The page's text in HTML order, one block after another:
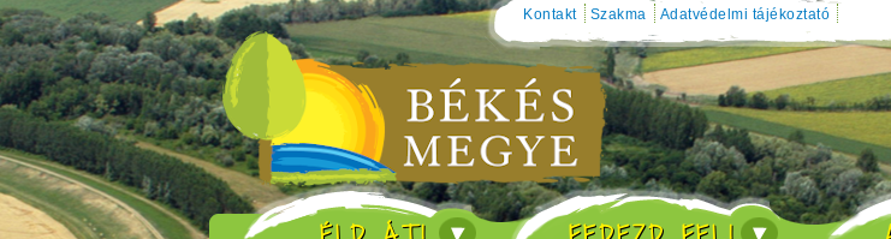
Kontakt Szakma Adatvédelmi tájékoztató